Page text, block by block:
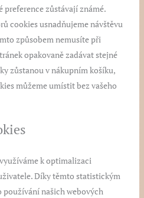
preference zůstávají známé.
cookies usnadňujeme návštěvu
způsobem nemusíte při
opakovaně zadávat stejné
zůstanou v nákupním košíku,
můžeme umístit bez vašeho
k optimalizaci
Díky těmto statistickým
používání našich webových